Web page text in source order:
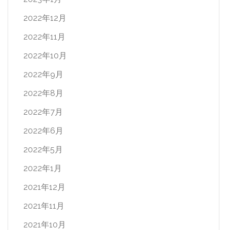
2022年12月
2022年11月
2022年10月
2022年9月
2022年8月
2022年7月
2022年6月
2022年5月
2022年1月
2021年12月
2021年11月
2021年10月